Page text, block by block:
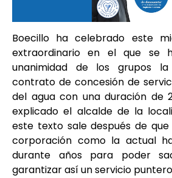
Boecillo ha celebrado este
extraordinario en el que se
unanimidad de los grupos
contrato de concesión de
del agua con una duración de
explicado el alcalde de la
este texto sale después de
corporación como la actual
durante años para poder
garantizar así un servicio